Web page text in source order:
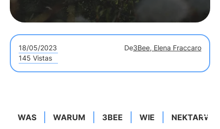
18/05/2023 De3Bee, Elena Fraccaro
145 Vistas
WAS WARUM 3BEE WIE